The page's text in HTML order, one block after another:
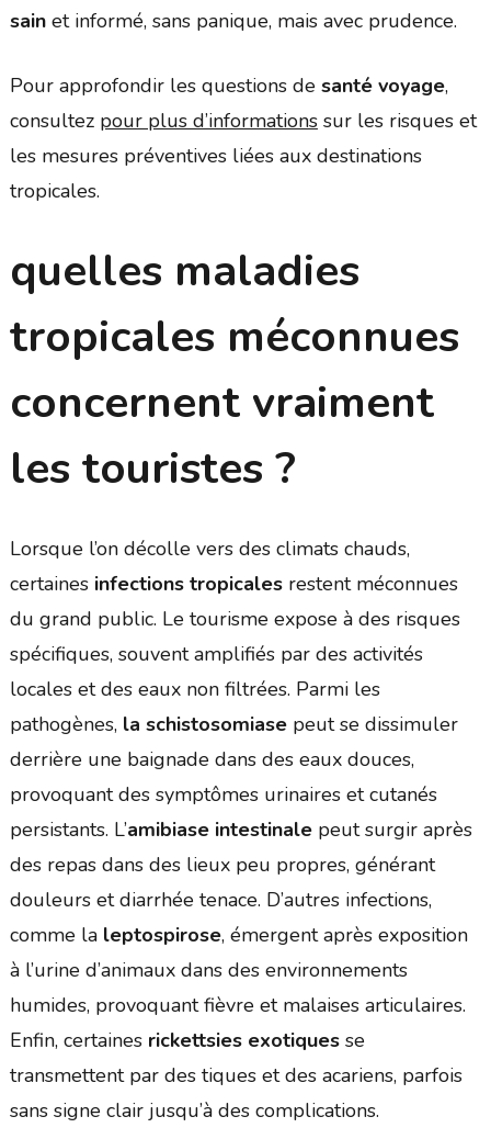
sainet informé, sans panique, mais avec prudence.
Pour approfondir les questions de santé voyage,
consultez pour plus d’informationssur les risques et
les mesures préventives liées aux destinations
tropicales.
quelles maladies
tropicales méconnues
concernent vraiment
les touristes ?
Lorsque l’on décolle vers des climats chauds,
certaines infections tropicalesrestent méconnues
du grand public. Le tourisme expose à des risques
spécifiques, souvent amplifiés par des activités
locales et des eaux non filtrées. Parmi les
pathogènes, la schistosomiasepeut se dissimuler
derrière une baignade dans des eaux douces,
provoquant des symptômes urinaires et cutanés
persistants. L’amibiase intestinalepeut surgir après
des repas dans des lieux peu propres, générant
douleurs et diarrhée tenace. D’autres infections,
comme la leptospirose, émergent après exposition
à l’urine d’animaux dans des environnements
humides, provoquant fièvre et malaises articulaires.
Enfin, certaines rickettsies exotiquesse
transmettent par des tiques et des acariens, parfois
sans signe clair jusqu’à des complications.